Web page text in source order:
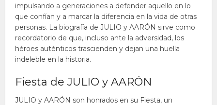
impulsando a generaciones a defender aquello en lo
que confían y a marcar la diferencia en la vida de otras
personas. La biografía de JULIO y AARÓN sirve como
recordatorio de que, incluso ante la adversidad, los
héroes auténticos trascienden y dejan una huella
indeleble en la historia.
Fiesta de JULIO y AARÓN
JULIO y AARÓN son honrados en su Fiesta, un